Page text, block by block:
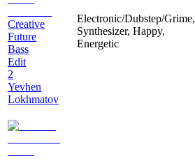
Creative
Future
Bass
Edit
2
Yevhen
Lokhmatov
Electronic/Dubstep/Grime,
Synthesizer, Happy,
Energetic